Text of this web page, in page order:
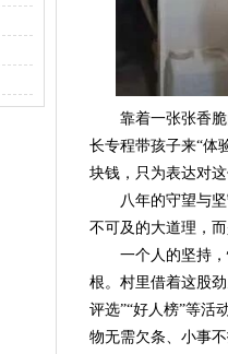
靠着一张张香脆
长专程带孩子来“体
块钱，只为表达对
八年的守望与坚
不可及的大道理，
一个人的坚持，
根。村里借着这股
评选”“好人榜”等活
物无需欠条、小事